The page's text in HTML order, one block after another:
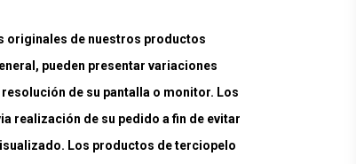
originales de nuestros productos
pueden presentar variaciones
de su pantalla o monitor. Los
realización de su pedido a fin de evitar
Los productos de terciopelo